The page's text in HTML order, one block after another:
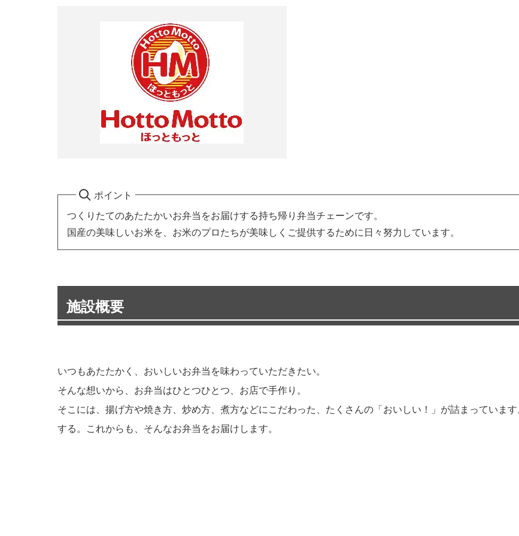
ポイント
つくりたてのあたたかいお弁当をお届けする持ち帰り弁当チェーンです。
国産の美味しいお米を、お米のプロたちが美味しくご提供するために日々努力しています。
施設概要
いつもあたたかく、おいしいお弁当を味わっていただきたい。
そんな想いから、お弁当はひとつひとつ、お店で手作り。
そこには、揚げ方や焼き方、炒め方、煮方などにこだわった、たくさんの「おいしい！」が詰まっています
する。これからも、そんなお弁当をお届けします。